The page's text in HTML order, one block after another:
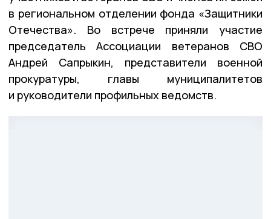
в региональном отделении фонда «Защитники
Отечества». Во встрече приняли участие
председатель Ассоциации ветеранов СВО
Андрей Сапрыкин, представители военной
прокуратуры, главы муниципалитетов
и руководители профильных ведомств.